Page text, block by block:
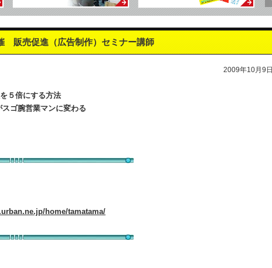
販売促進（広告制作）セミナー講師
2009年10月9日
５倍にする方法
ゴ腕営業マンに変わる
home/tamatama/